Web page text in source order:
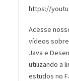
https://
Acesse
vídeos
Java e
utilizando a
estudos no